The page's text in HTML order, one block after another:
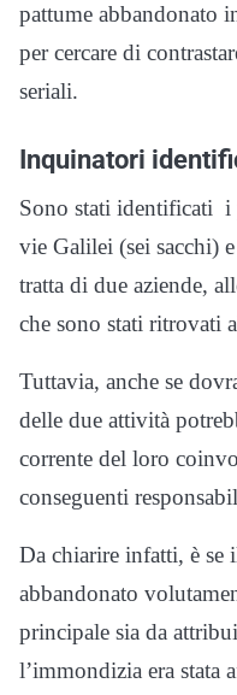
pattume abbandonato
per cercare di
seriali.
Inquinatori
Sono stati identificati
vie Galilei (sei sacchi)
tratta di due aziende,
che sono stati ritrovati
Tuttavia, anche se
delle due attività
corrente del loro
conseguenti
Da chiarire infatti, è se
abbandonato
principale sia da
l’immondizia era stata